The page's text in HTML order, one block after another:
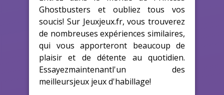
Ghostbusters et oubliez tous vos
soucis! Sur Jeuxjeux.fr, vous trouverez
de nombreuses expériences similaires,
qui vous apporteront beaucoup de
plaisir et de détente au quotidien.
Essayezmaintenantl'un des
meilleursjeux jeux d'habillage!